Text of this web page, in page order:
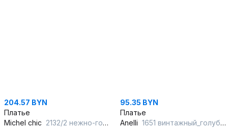
204.57 BYN
Платье
Michel chic 2132/2 нежно-голубой
95.35 BYN
Платье
Anelli 1651 винтажный_голубой